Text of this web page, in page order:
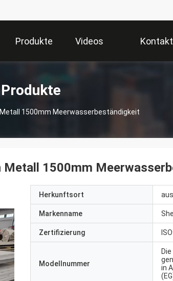
Produkte Videos
1500mm Meerwasserbeständigkeit
Metall 1500mm
Herkunftsort
Markenname
Zertifizierung
Modellnummer
in